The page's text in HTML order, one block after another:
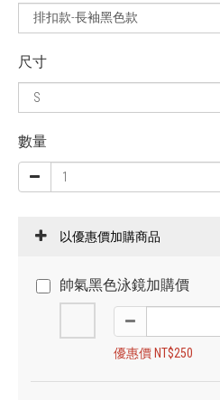
尺寸
數量
以優惠價加購商品
帥氣黑色泳鏡加購價
優惠價 NT$250